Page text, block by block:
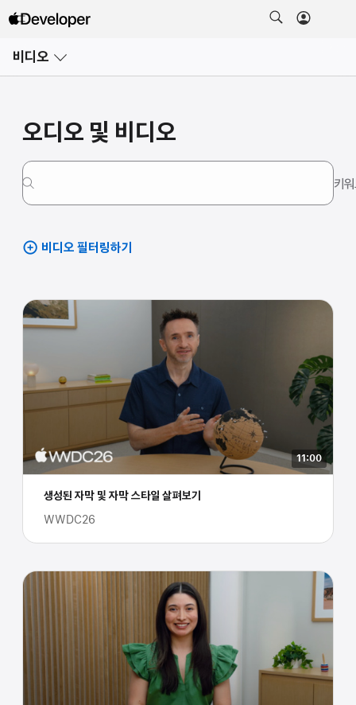
비디오
열기
오디오 및 비디오
키
비디오 필터링하기
11:00
생성된 자막 및 자막 스타일 살펴보기
WWDC26